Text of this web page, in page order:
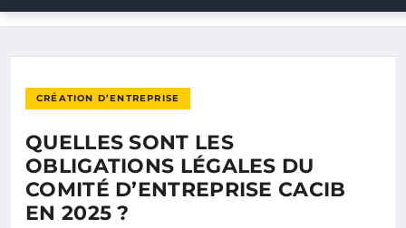
CRÉATION D’ENTREPRISE
QUELLES SONT LES
OBLIGATIONS LÉGALES DU
COMITÉ D’ENTREPRISE CACIB
EN 2025 ?